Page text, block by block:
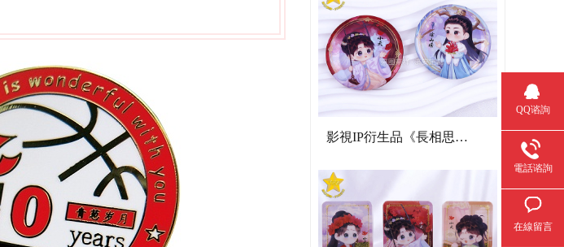
影視IP衍生品《長相思》雙閃吧唧
QQ谘詢
電話谘詢
在線留言